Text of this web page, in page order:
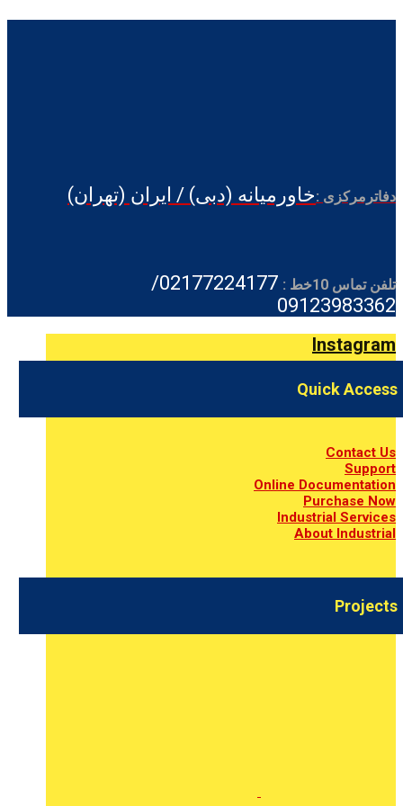
دفاترمرکزی :خاورمیانه (دبی) / ایران (تهران)
تلفن تماس 10خط :
02177224177/
09123983362
Instagram
Quick Access
Contact Us
Support
Online Documentation
Purchase Now
Industrial Services
About Industrial
Projects